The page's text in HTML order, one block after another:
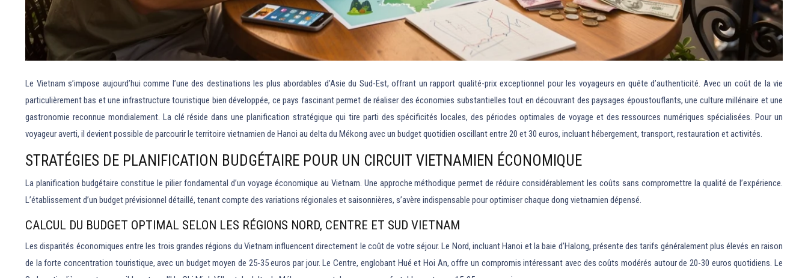
Le Vietnam s’impose aujourd’hui comme l’une des destinations les plus abordables d’Asie du Sud-Est, offrant un rapport qualité-prix exceptionnel pour les voyageurs en quête d’authenticité. Avec un coût de la vie
particulièrement bas et une infrastructure touristique bien développée, ce pays fascinant permet de réaliser des économies substantielles tout en découvrant des paysages époustouflants, une culture millénaire et une
gastronomie reconnue mondialement. La clé réside dans une planification stratégique qui tire parti des spécificités locales, des périodes optimales de voyage et des ressources numériques spécialisées. Pour un
voyageur averti, il devient possible de parcourir le territoire vietnamien de Hanoi au delta du Mékong avec un budget quotidien oscillant entre 20 et 30 euros, incluant hébergement, transport, restauration et activités.
STRATÉGIES DE PLANIFICATION BUDGÉTAIRE POUR UN CIRCUIT VIETNAMIEN ÉCONOMIQUE
La planification budgétaire constitue le pilier fondamental d’un voyage économique au Vietnam. Une approche méthodique permet de réduire considérablement les coûts sans compromettre la qualité de l’expérience.
L’établissement d’un budget prévisionnel détaillé, tenant compte des variations régionales et saisonnières, s’avère indispensable pour optimiser chaque dong vietnamien dépensé.
CALCUL DU BUDGET OPTIMAL SELON LES RÉGIONS NORD, CENTRE ET SUD VIETNAM
Les disparités économiques entre les trois grandes régions du Vietnam influencent directement le coût de votre séjour. Le Nord, incluant Hanoi et la baie d’Halong, présente des tarifs généralement plus élevés en raison
de la forte concentration touristique, avec un budget moyen de 25-35 euros par jour. Le Centre, englobant Hué et Hoi An, offre un compromis intéressant avec des coûts modérés autour de 20-30 euros quotidiens. Le